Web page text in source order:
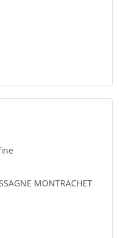
MONTRACHET